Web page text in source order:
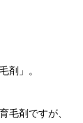
剤」。
毛剤ですが、